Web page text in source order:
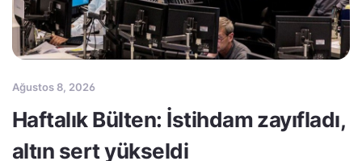
Ağustos 8, 2026
Haftalık Bülten: İstihdam zayıfladı,
altın sert yükseldi